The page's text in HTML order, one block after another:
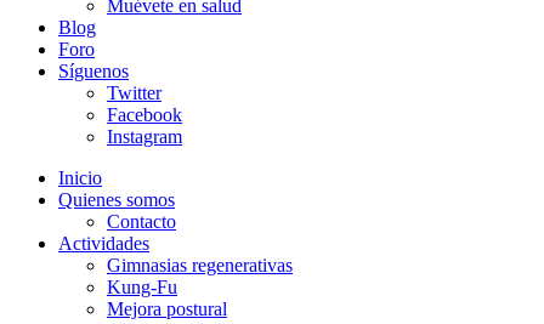
Muévete en salud
Blog
Foro
Síguenos
Twitter
Facebook
Instagram
Inicio
Quienes somos
Contacto
Actividades
Gimnasias regenerativas
Kung-Fu
Mejora postural